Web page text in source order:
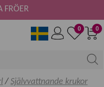
0
0
FRÖER
/ Självvattnande krukor